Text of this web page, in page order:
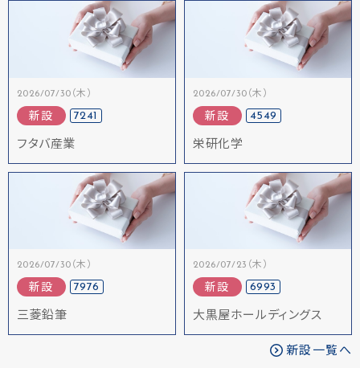
2026/07/30（木）
新設 7241
フタバ産業
2026/07/30（木）
新設 4549
栄研化学
2026/07/30（木）
新設 7976
三菱鉛筆
2026/07/23（木）
新設 6993
大黒屋ホールディングス
新設一覧へ